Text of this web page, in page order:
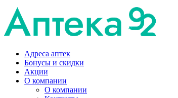
Адреса аптек
Бонусы и скидки
Акции
О компании
О компании